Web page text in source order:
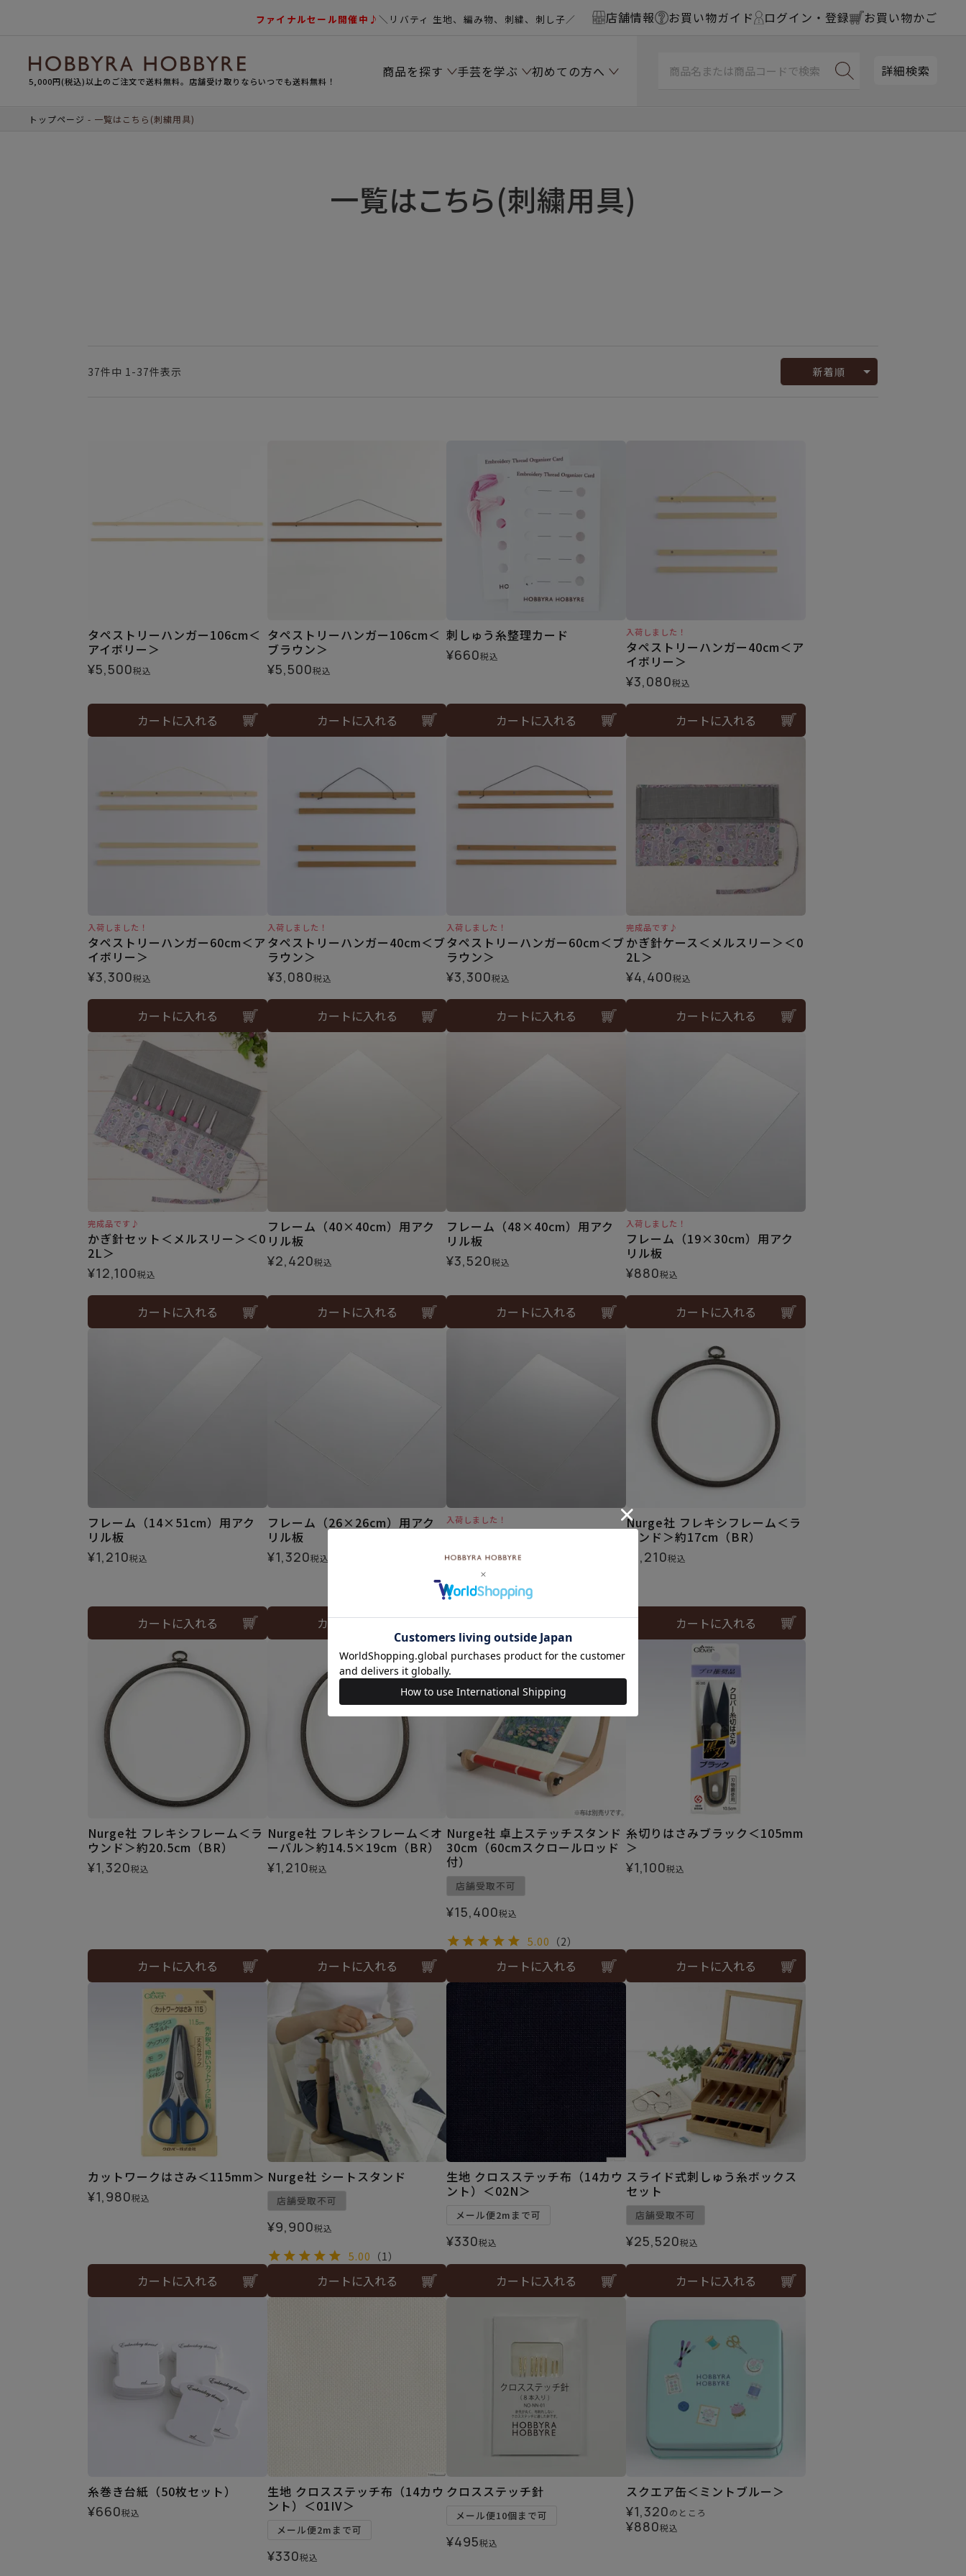
ファイナルセール開催中♪＼リバティ 生地、編み物、刺繍、刺し子／ 店舗情報 お買い物ガイド ログイン・登録 お買い物かご
5,000円(税込)以上のご注文で送料無料。店舗受け取りならいつでも送料無料！
商品を探す 手芸を学ぶ 初めての方へ 詳細検索
トップページ 一覧はこちら(刺繍用具)
一覧はこちら(刺繍用具)
新着順
37件中 1 -37件表示
タペストリーハンガー106cm＜
アイボリー＞
¥5,500税込
カートに入れる
タペストリーハンガー106cm＜
ブラウン＞
¥5,500税込
カートに入れる
刺しゅう糸整理カード
¥660税込
カートに入れる
入荷しました！
タペストリーハンガー40cm＜ア
イボリー＞
¥3,080税込
カートに入れる
入荷しました！
タペストリーハンガー60cm＜ア
イボリー＞
¥3,300税込
カートに入れる
入荷しました！
タペストリーハンガー40cm＜ブ
ラウン＞
¥3,080税込
カートに入れる
入荷しました！
タペストリーハンガー60cm＜ブ
ラウン＞
¥3,300税込
カートに入れる
完成品です♪
かぎ針ケース＜メルスリー＞＜0
2L＞
¥4,400税込
カートに入れる
完成品です♪
かぎ針セット＜メルスリー＞＜0
2L＞
¥12,100税込
カートに入れる
フレーム（40×40cm）用アク
リル板
¥2,420税込
カートに入れる
フレーム（48×40cm）用アク
リル板
¥3,520税込
カートに入れる
入荷しました！
フレーム（19×30cm）用アク
リル板
¥880税込
カートに入れる
フレーム（14×51cm）用アク
リル板
¥1,210税込
カートに入れる
フレーム（26×26cm）用アク
リル板
¥1,320税込
カートに入れる
入荷しました！
フレーム（30×38cm）用アク
1,540
5.00
カートに入れる
Nurge社 フレキシフレーム＜ラ
ウンド＞約17cm（BR）
1,210税込
カートに入れる
Nurge社 フレキシフレーム＜ラ
ウンド＞約20.5cm（BR）
¥1,320税込
カートに入れる
Nurge社 フレキシフレーム＜オ
ーバル＞約14.5×19cm（BR）
¥1,210税込
カートに入れる
Nurge社 卓上ステッチスタンド
30cm（60cmスクロールロッド
付）
店舗受取不可
¥15,400税込
5.00 （2）
カートに入れる
糸切りはさみブラック＜105mm
＞
¥1,100税込
カートに入れる
カットワークはさみ＜115mm＞
¥1,980税込
カートに入れる
Nurge社 シートスタンド
店舗受取不可
¥9,900税込
5.00 （1）
カートに入れる
生地 クロスステッチ布（14カウ
ント）＜02N＞
メール便2mまで可
¥330税込
カートに入れる
スライド式刺しゅう糸ボックス
セット
店舗受取不可
¥25,520税込
カートに入れる
糸巻き台紙（50枚セット）
¥660税込
生地 クロスステッチ布（14カウ
ント）＜01IV＞
メール便2mまで可
¥330税込
クロスステッチ針
メール便10個まで可
¥495税込
スクエア缶＜ミントブルー＞
¥1,320のところ
¥880税込